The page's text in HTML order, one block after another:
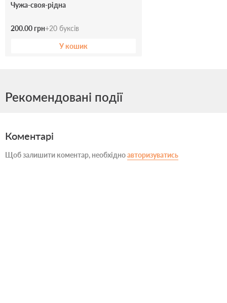
Чужа-своя-рідна
200.00 грн+20 буксів
У кошик
Рекомендовані події
Коментарі
Щоб залишити коментар, необхідноавторизуватись